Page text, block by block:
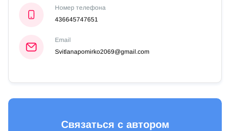
Номер телефона
436645747651
Email
Svitlanapomirko2069@gmail.com
Связаться с автором